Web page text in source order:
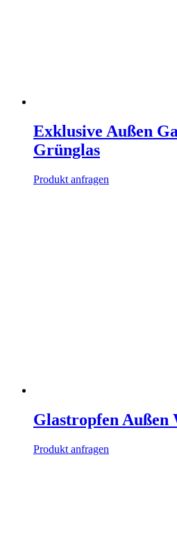
Exklusive Außen
Grünglas
Produkt anfragen
Glastropfen Außen
Produkt anfragen